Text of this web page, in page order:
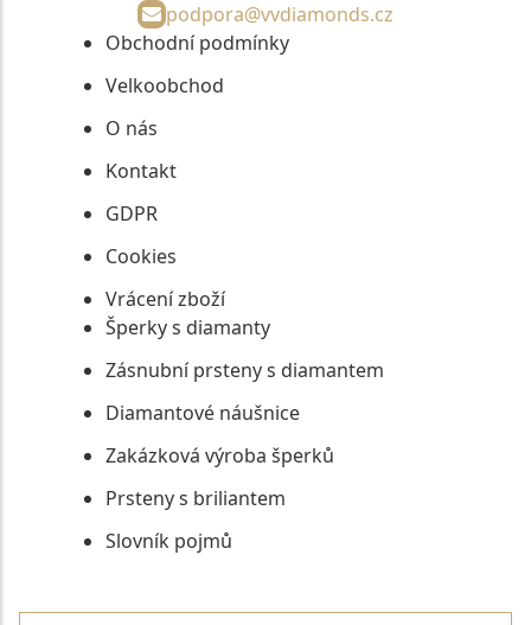
podpora@vvdiamonds.cz
Obchodní podmínky
Velkoobchod
O nás
Kontakt
GDPR
Cookies
Vrácení zboží
Šperky s diamanty
Zásnubní prsteny s diamantem
Diamantové náušnice
Zakázková výroba šperků
Prsteny s briliantem
Slovník pojmů